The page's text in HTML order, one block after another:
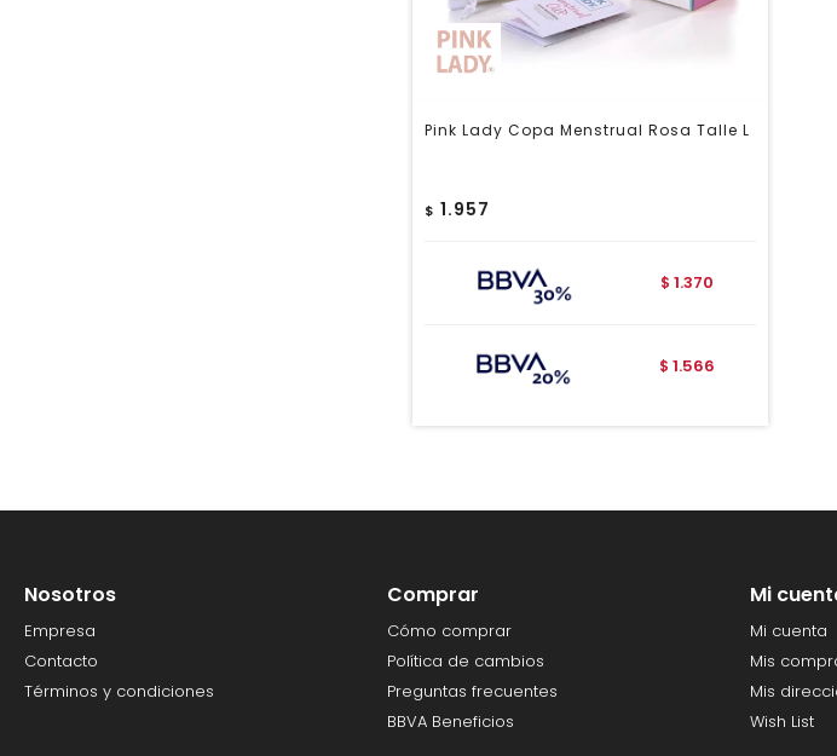
Pink Lady Copa Menstrual Rosa Talle L
$ 1.957
$ 1.370
$ 1.566
Nosotros
Empresa
Contacto
Términos y condiciones
Comprar
Cómo comprar
Política de cambios
Preguntas frecuentes
BBVA Beneficios
Mi
Mi cuenta
Mis
Mis
Wish List